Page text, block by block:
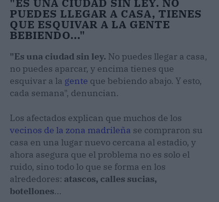
"ES UNA CIUDAD SIN LEY. NO
PUEDES LLEGAR A CASA, TIENES
QUE ESQUIVAR A LA GENTE
BEBIENDO..."
"Es una ciudad sin ley. No puedes llegar a casa,
no puedes aparcar, y encima tienes que
esquivar a la gente que bebiendo abajo. Y esto,
cada semana", denuncian.
Los afectados explican que muchos de los
vecinos de la zona madrileña se compraron su
casa en una lugar nuevo cercana al estadio, y
ahora asegura que el problema no es solo el
ruido, sino todo lo que se forma en los
alrededores: atascos, calles sucias,
botellones...